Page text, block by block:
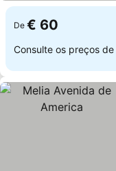
De € 60
Consulte os preços de